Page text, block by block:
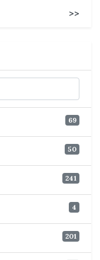
>>
69
50
241
4
201